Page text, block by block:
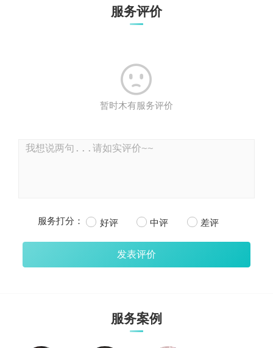
服务评价

暂时木有服务评价
服务打分： 好评 中评 差评
服务案例